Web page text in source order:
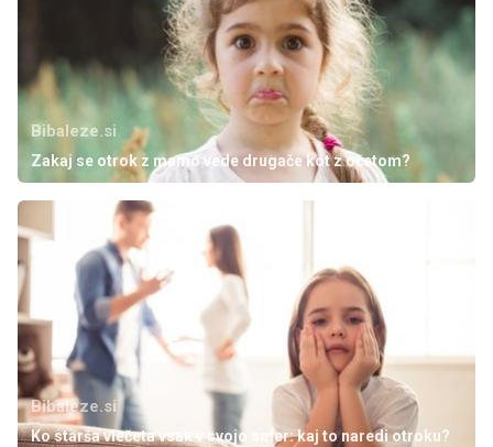
Bibaleze.si
Zakaj se otrok z mamo vede drugače kot z očetom?
Bibaleze.si
Ko starša vlečeta vsak v svojo smer: kaj to naredi otroku?